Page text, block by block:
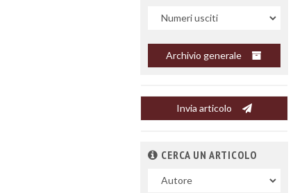
Uscite
Archivio generale
Invia articolo
CERCA UN ARTICOLO